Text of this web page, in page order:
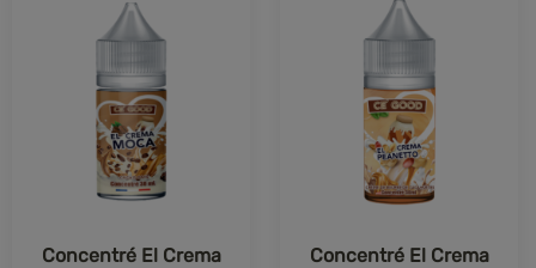
Concentré El Crema
Concentré El Crema